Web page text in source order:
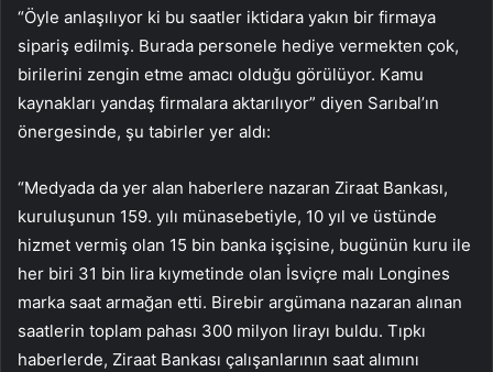
“Öyle anlaşılıyor ki bu saatler iktidara yakın bir firmaya
sipariş edilmiş. Burada personele hediye vermekten çok,
birilerini zengin etme amacı olduğu görülüyor. Kamu
kaynakları yandaş firmalara aktarılıyor” diyen Sarıbal’ın
önergesinde, şu tabirler yer aldı:
“Medyada da yer alan haberlere nazaran Ziraat Bankası,
kuruluşunun 159. yılı münasebetiyle, 10 yıl ve üstünde
hizmet vermiş olan 15 bin banka işçisine, bugünün kuru ile
her biri 31 bin lira kıymetinde olan İsviçre malı Longines
marka saat armağan etti. Birebir argümana nazaran alınan
saatlerin toplam pahası 300 milyon lirayı buldu. Tıpkı
haberlerde, Ziraat Bankası çalışanlarının saat alımını